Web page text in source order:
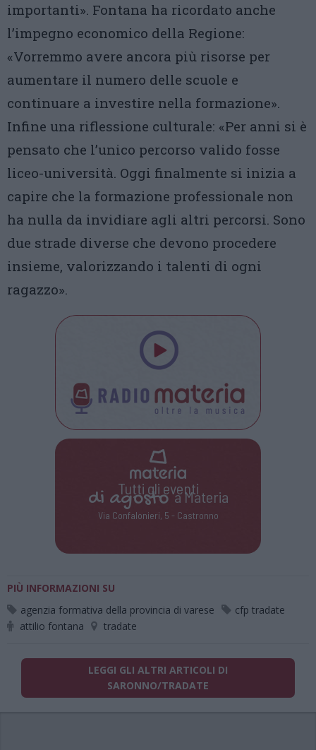
importanti». Fontana ha ricordato anche
l’impegno economico della Regione:
«Vorremmo avere ancora più risorse per
aumentare il numero delle scuole e
continuare a investire nella formazione».
Infine una riflessione culturale: «Per anni si è
pensato che l’unico percorso valido fosse
liceo-università. Oggi finalmente si inizia a
capire che la formazione professionale non
ha nulla da invidiare agli altri percorsi. Sono
due strade diverse che devono procedere
insieme, valorizzando i talenti di ogni
ragazzo».
Tutti gli eventi
di agostoa Materia
Via Confalonieri, 5 - Castronno
PIÙ INFORMAZIONI SU
agenzia formativa della provincia di varese
cfp tradate
attilio fontana
tradate
LEGGI GLI ALTRI ARTICOLI DI
SARONNO/TRADATE